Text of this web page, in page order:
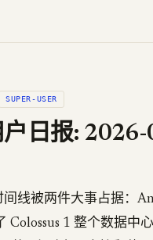
SUPER-USER
日报:
间线被两件大事占据：
Colossus 1 整个数据中